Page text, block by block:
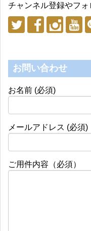
チャンネル登録やフォ
お問い合わせ
お名前 (必須)
メールアドレス (必須)
ご用件内容（必須）